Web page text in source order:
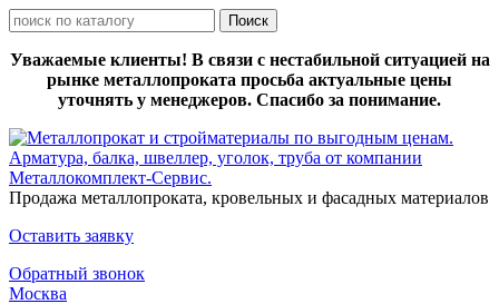
Уважаемые клиенты! В связи с нестабильной ситуацией на
рынке металлопроката просьба актуальные цены
уточнять у менеджеров. Спасибо за понимание.
Продажа металлопроката, кровельных и фасадных материалов
Оставить заявку
Обратный звонок
Москва